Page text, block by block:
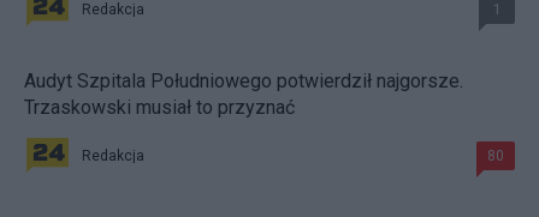
Redakcja 1
Audyt Szpitala Południowego potwierdził najgorsze.
Trzaskowski musiał to przyznać
Redakcja 80